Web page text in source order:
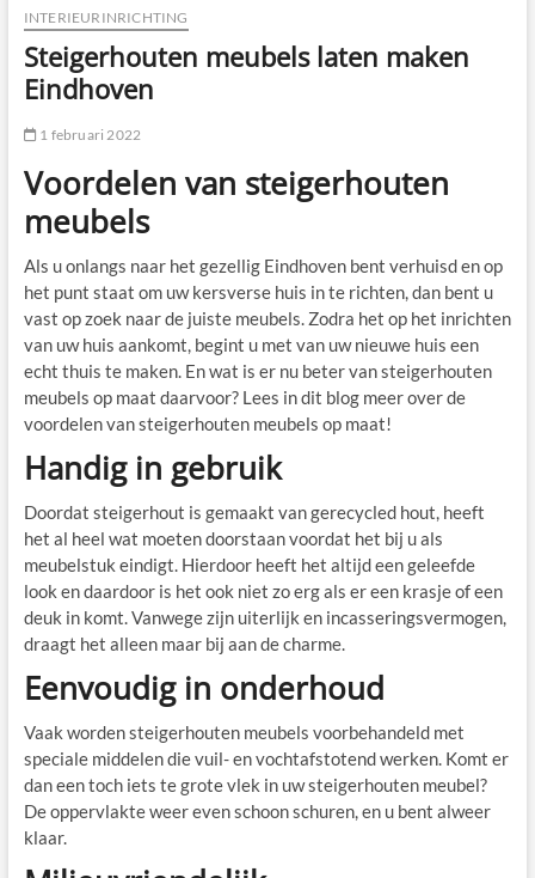
INTERIEURINRICHTING
Steigerhouten meubels laten maken
Eindhoven
1 februari 2022
Voordelen van steigerhouten
meubels
Als u onlangs naar het gezellig Eindhoven bent verhuisd en op
het punt staat om uw kersverse huis in te richten, dan bent u
vast op zoek naar de juiste meubels. Zodra het op het inrichten
van uw huis aankomt, begint u met van uw nieuwe huis een
echt thuis te maken. En wat is er nu beter van steigerhouten
meubels op maat daarvoor? Lees in dit blog meer over de
voordelen van steigerhouten meubels op maat!
Handig in gebruik
Doordat steigerhout is gemaakt van gerecycled hout, heeft
het al heel wat moeten doorstaan voordat het bij u als
meubelstuk eindigt. Hierdoor heeft het altijd een geleefde
look en daardoor is het ook niet zo erg als er een krasje of een
deuk in komt. Vanwege zijn uiterlijk en incasseringsvermogen,
draagt het alleen maar bij aan de charme.
Eenvoudig in onderhoud
Vaak worden steigerhouten meubels voorbehandeld met
speciale middelen die vuil- en vochtafstotend werken. Komt er
dan een toch iets te grote vlek in uw steigerhouten meubel?
De oppervlakte weer even schoon schuren, en u bent alweer
klaar.